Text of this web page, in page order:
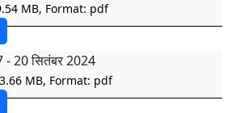
MB, Format: pdf
- 20 सितंबर 2024
MB, Format: pdf